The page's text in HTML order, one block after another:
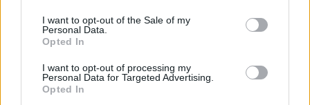
I want to opt-out of the Sale of my
Personal Data.
Opted In
I want to opt-out of processing my
Personal Data for Targeted Advertising.
Opted In
Όλες οι Θέσεις Εργασίας
Θέσεις Εργασίας ανά Ειδικότητα